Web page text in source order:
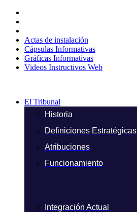
contenido
Actas de instalación
Cápsulas Informativas
Gráficas Informativas
Videos Instructivos Web
El Tribunal
Historia
Definiciones Estratégicas
Atribuciones
Funcionamiento
Integración Actual